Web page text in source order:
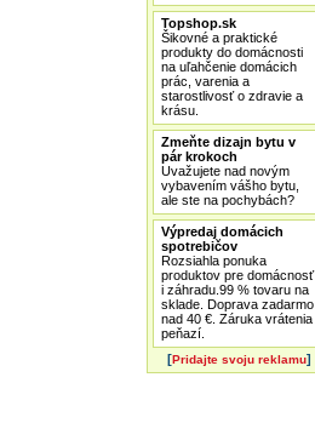
Topshop.sk
Šikovné a praktické
produkty do domácnosti
na uľahčenie domácich
prác, varenia a
starostlivosť o zdravie a
krásu.
Zmeňte dizajn bytu v
pár krokoch
Uvažujete nad novým
vybavením vášho bytu,
ale ste na pochybách?
Výpredaj domácich
spotrebičov
Rozsiahla ponuka
produktov pre domácnosť
i záhradu.99 % tovaru na
sklade. Doprava zadarmo
nad 40 €. Záruka vrátenia
peňazí.
[Pridajte svoju reklamu]